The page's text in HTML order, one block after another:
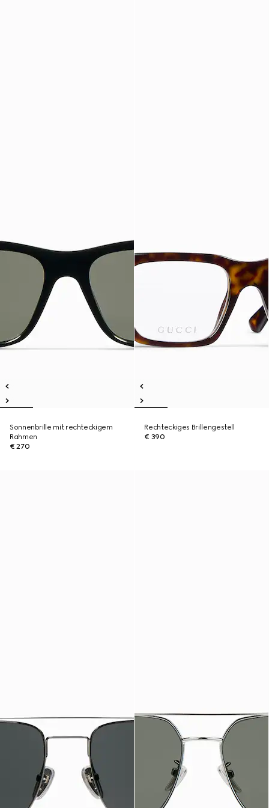
Sonnenbrille mit rechteckigem
Rahmen
€ 270
Rechteckiges Brillengestell
€ 390